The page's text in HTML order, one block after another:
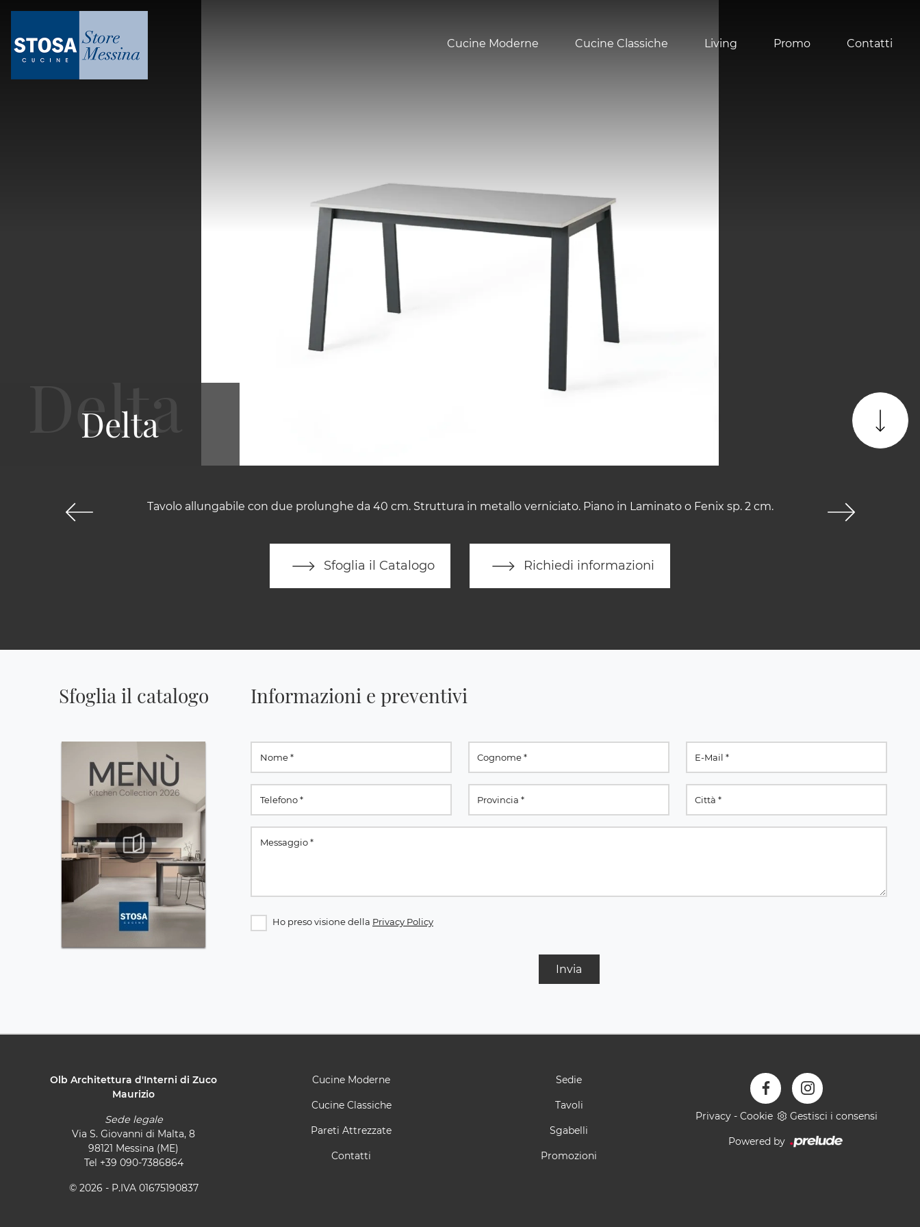
Cucine Moderne Cucine Classiche Living Promo Contatti
Tavolo allungabile con due prolunghe da 40 cm. Struttura in metallo verniciato. Piano in Laminato o Fenix sp. 2 cm.
Sfoglia il Catalogo Richiedi informazioni
Delta
Sfoglia il catalogo Informazioni e preventivi
Ho preso visione della Privacy Policy
Invia
Olb Architettura d'Interni di Zuco
Maurizio
Sede legale
Via S. Giovanni di Malta, 8
98121 Messina (ME)
Tel +39 090-7386864
© 2026 - P.IVA 01675190837
Cucine Moderne
Cucine Classiche
Pareti Attrezzate
Contatti
Sedie
Tavoli
Sgabelli
Promozioni
Privacy - Cookie Gestisci i consensi
Powered by